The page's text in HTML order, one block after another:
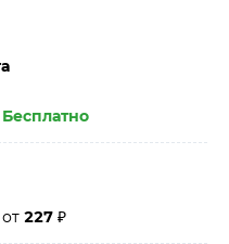
Бесплатно
от 227 ₽